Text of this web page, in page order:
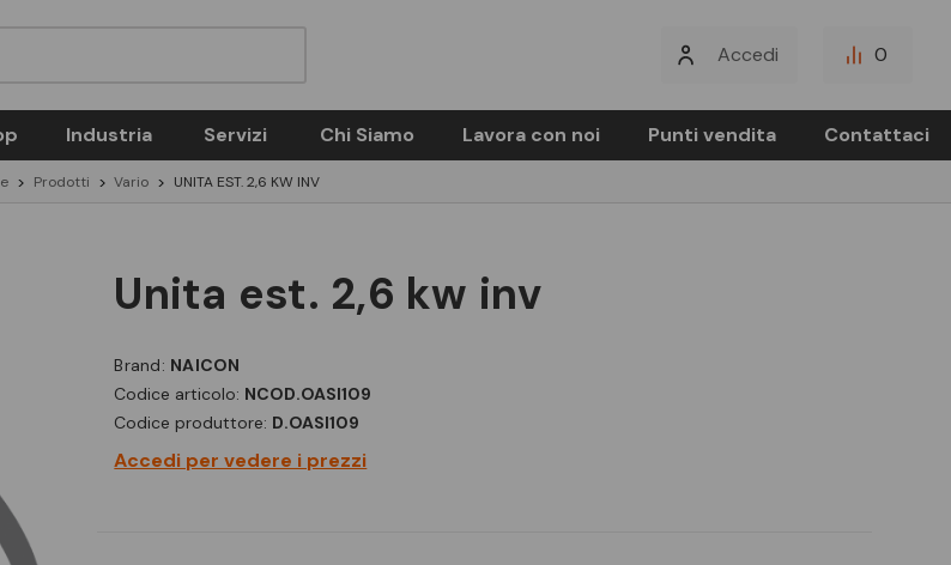
Accedi 0
Industria Servizi Chi Siamo Lavora con noi Punti vendita Contattaci
Prodotti Vario UNITA EST. 2,6 KW INV
unita est. 2,6 kw inv
Brand: NAICON
Codice articolo: NCOD.OASI109
Codice produttore: D.OASI109
Accedi per vedere i prezzi